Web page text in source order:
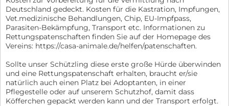
Deutschland gedeckt. Kosten für die Kastration, Impfungen,
Vet.medizinische Behandlungen, Chip, EU-Impfpass,
Parasiten-Bekämpfung, Transport etc. Informationen zu
Rettungspatenschaften finden Sie auf der Homepage des
Vereins: https://casa-animale.de/helfen/patenschaften.
Sollte unser Schützling diese erste große Hürde überwinden
und eine Rettungspatenschaft erhalten, braucht er/sie
natürlich auch einen Platz bei Adoptanten, in einer
Pflegestelle oder auf unserem Schutzhof, damit dass
Köfferchen gepackt werden kann und der Transport erfolgt.